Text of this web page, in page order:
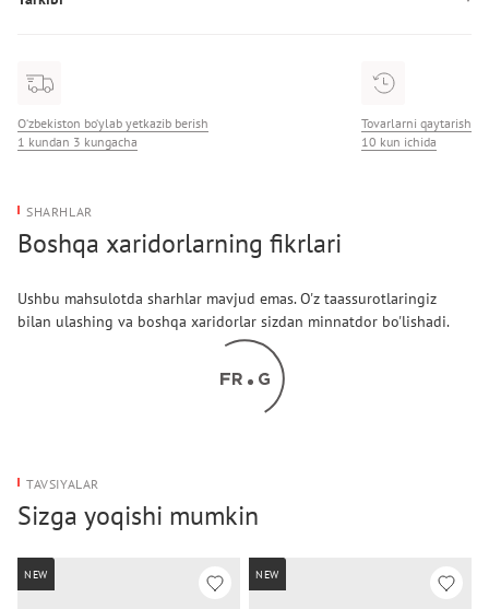
O‘zbekiston bo‘ylab yetkazib berish
1 kundan 3 kungacha
Tovarlarni qaytarish
10 kun ichida
SHARHLAR
Boshqa xaridorlarning fikrlari
Ushbu mahsulotda sharhlar mavjud emas. O'z taassurotlaringiz
bilan ulashing va boshqa xaridorlar sizdan minnatdor bo'lishadi.
TAVSIYALAR
Sizga yoqishi mumkin
NEW NEW